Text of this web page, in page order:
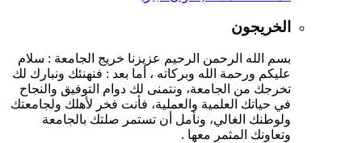
الخريجون
بسم الله الرحمن الرحيم عزيزنا خريج الجامعة : سلام
عليكم ورحمة الله وبركاته ، أما بعد : فنهنئك ونبارك لك
تخرجك من الجامعة، ونتمنى لك دوام التوفيق والنجاح
في حياتك العلمية والعملية، فأنت فخر لأهلك ولجامعتك
ولوطنك الغالي، ونأمل أن تستمر صلتك بالجامعة
وتعاونك المثمر معها .